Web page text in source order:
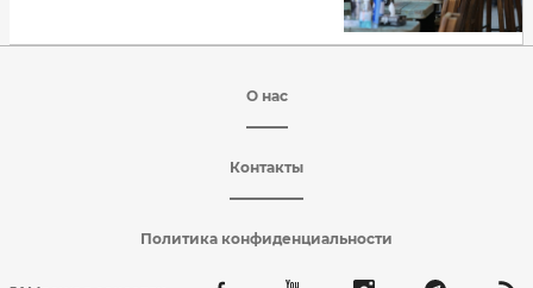
О нас
Контакты
Политика конфиденциальности